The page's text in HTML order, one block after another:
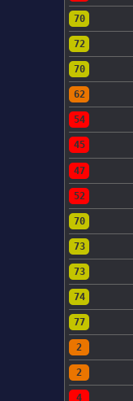
70
72
70
62
54
45
47
52
70
73
73
74
77
2
2
4